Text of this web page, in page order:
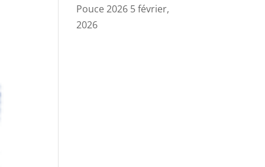
Pouce 2026 5 février,
2026